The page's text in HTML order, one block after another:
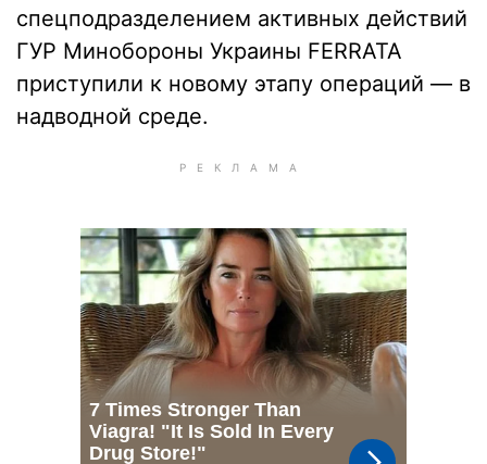
спецподразделением активных действий
ГУР Минобороны Украины FERRATA
приступили к новому этапу операций — в
надводной среде.